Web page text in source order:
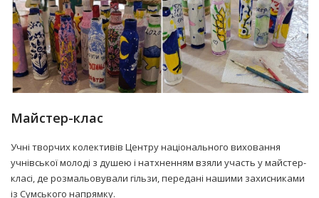
18 Квітня 2025 р. Прес-центр
Майстер-клас
Учні творчих колективів Центру національного виховання
учнівської молоді з душею і натхненням взяли участь у майстер-
класі, де розмальовували гільзи, передані нашими захисниками
із Сумського напрямку.